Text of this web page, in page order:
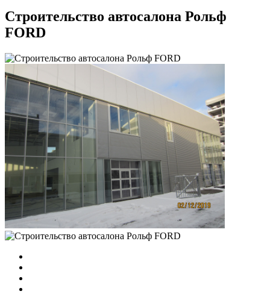
Строительство автосалона Рольф
FORD